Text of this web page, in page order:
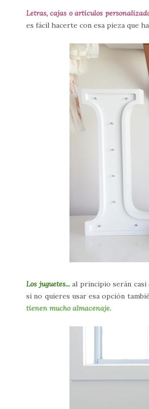
Letras, cajas o artículos
es fácil hacerte con esa pieza que
Los juguetes... al principio serán
si no quieres usar esa opción
tienen mucho almacenaje.